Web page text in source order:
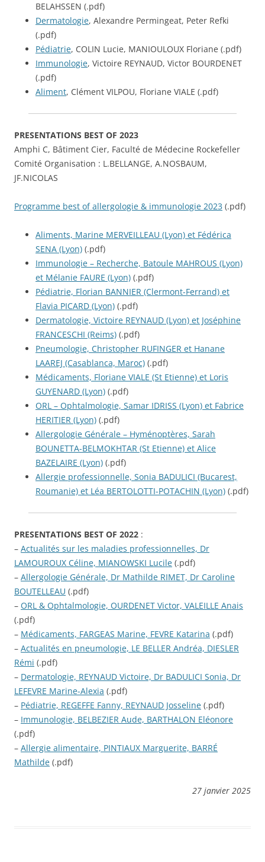
BELAHSSEN (.pdf)
Dermatologie, Alexandre Permingeat, Peter Refki
(.pdf)
Pédiatrie, COLIN Lucie, MANIOULOUX Floriane (.pdf)
Immunologie, Victoire REYNAUD, Victor BOURDENET
(.pdf)
Aliment, Clément VILPOU, Floriane VIALE (.pdf)
PRESENTATIONS BEST OF 2023
Amphi C, Bâtiment Cier, Faculté de Médecine Rockefeller
Comité Organisation : L.BELLANGE, A.NOSBAUM,
JF.NICOLAS
Programme best of allergologie & immunologie 2023 (.pdf)
Aliments, Marine MERVEILLEAU (Lyon) et Fédérica
SENA (Lyon) (.pdf)
Immunologie – Recherche, Batoule MAHROUS (Lyon)
et Mélanie FAURE (Lyon) (.pdf)
Pédiatrie, Florian BANNIER (Clermont-Ferrand) et
Flavia PICARD (Lyon) (.pdf)
Dermatologie, Victoire REYNAUD (Lyon) et Joséphine
FRANCESCHI (Reims) (.pdf)
Pneumologie, Christopher RUFINGER et Hanane
LAAREJ (Casablanca, Maroc) (.pdf)
Médicaments, Floriane VIALE (St Etienne) et Loris
GUYENARD (Lyon) (.pdf)
ORL – Ophtalmologie, Samar IDRISS (Lyon) et Fabrice
HERITIER (Lyon) (.pdf)
Allergologie Générale – Hyménoptères, Sarah
BOUNETTA-BELMOKHTAR (St Etienne) et Alice
BAZELAIRE (Lyon) (.pdf)
Allergie professionnelle, Sonia BADULICI (Bucarest,
Roumanie) et Léa BERTOLOTTI-POTACHIN (Lyon) (.pdf)
PRESENTATIONS BEST OF 2022 :
– Actualités sur les maladies professionnelles, Dr
LAMOUROUX Céline, MIANOWSKI Lucile (.pdf)
– Allergologie Générale, Dr Mathilde RIMET, Dr Caroline
BOUTELLEAU (.pdf)
– ORL & Ophtalmologie, OURDENET Victor, VALEILLE Anais
(.pdf)
– Médicaments, FARGEAS Marine, FEVRE Katarina (.pdf)
– Actualités en pneumologie, LE BELLER Andréa, DIESLER
Rémi (.pdf)
– Dermatologie, REYNAUD Victoire, Dr BADULICI Sonia, Dr
LEFEVRE Marine-Alexia (.pdf)
– Pédiatrie, REGEFFE Fanny, REYNAUD Josseline (.pdf)
– Immunologie, BELBEZIER Aude, BARTHALON Eléonore
(.pdf)
– Allergie alimentaire, PINTIAUX Marguerite, BARRÉ
Mathilde (.pdf)
27 janvier 2025